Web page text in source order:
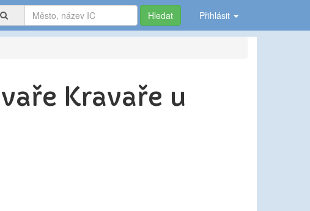
Hledat Přihlásit
Kravaře u